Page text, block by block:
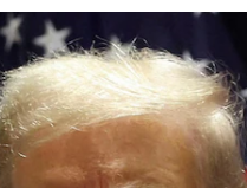
The Journal